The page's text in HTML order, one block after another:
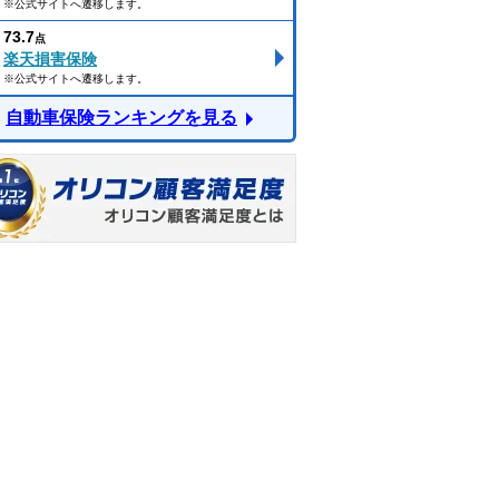
※公式サイトへ遷移します。
73.7点
楽天損害保険
※公式サイトへ遷移します。
自動車保険ランキングを見る